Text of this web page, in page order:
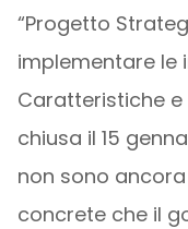
“Progetto
implementare le
Caratteristiche
chiusa il 15
non sono
concrete che il